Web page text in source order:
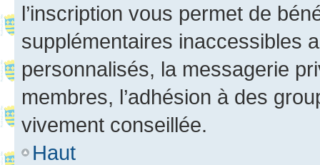
l’inscription vous permet de
supplémentaires inaccessibles
personnalisés, la messagerie
membres, l’adhésion à des
vivement conseillée.
Haut